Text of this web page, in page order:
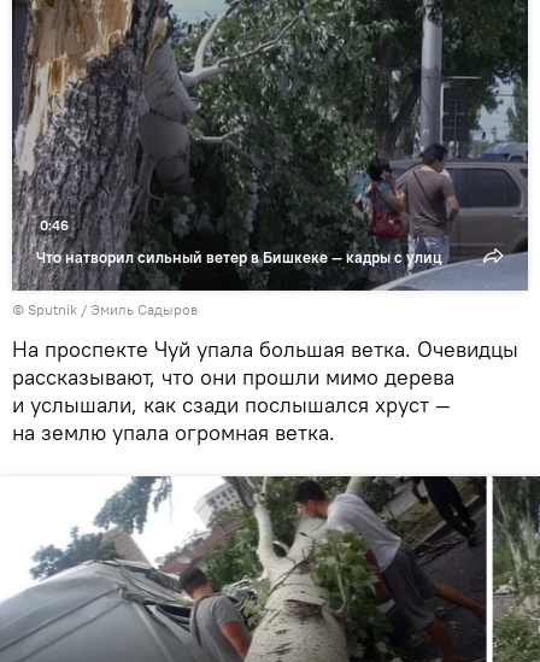
видео
Что натворил сильный ветер в Бишкеке — кадры с улиц
0:46
© Sputnik / Эмиль Садыров
На проспекте Чуй упала большая ветка. Очевидцы
рассказывают, что они прошли мимо дерева
и услышали, как сзади послышался хруст —
на землю упала огромная ветка.